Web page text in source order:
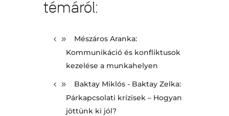
témáról:
Mészáros Aranka:
Kommunikáció és konfliktusok
kezelése a munkahelyen
Baktay Miklós - Baktay Zelka:
Párkapcsolati krízisek – Hogyan
jöttünk ki jól?